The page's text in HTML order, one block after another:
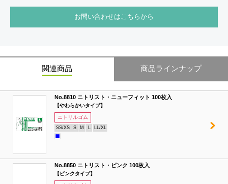
お問い合わせはこちらから
関連商品 商品ラインナップ
No.8810 ニトリスト・ニューフィット 100枚入
【やわらかいタイプ】
ニトリルゴム
SS/XS S M L LL/XL
No.8850 ニトリスト・ピンク 100枚入
【ピンクタイプ】